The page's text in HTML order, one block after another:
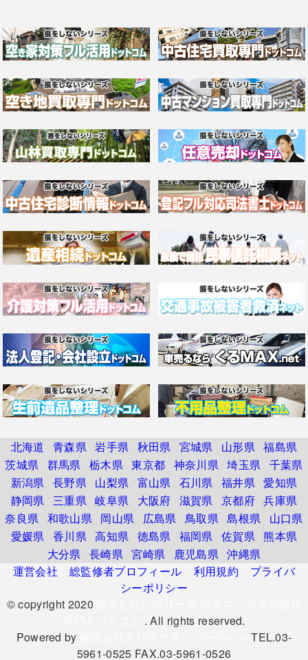
北海道 青森県 岩手県 秋田県 宮城県 山形県 福島県
茨城県 群馬県 栃木県 東京都 神奈川県 埼玉県 千葉県
新潟県 長野県 山梨県 富山県 石川県 福井県 愛知県
静岡県 三重県 岐阜県 大阪府 滋賀県 京都府 兵庫県
奈良県 和歌山県 岡山県 広島県 鳥取県 島根県
山口県
愛媛県 香川県 高知県 徳島県 福岡県 佐賀県 熊本県
大分県 長崎県 宮崎県 鹿児島県 沖縄県
運営会社
総監修者プロフィール 利用規約
プライバ
シーポリシー
© copyright 2020
. All rights reserved.
Powered by
TEL.03-
5961-0525 FAX.03-5961-0526